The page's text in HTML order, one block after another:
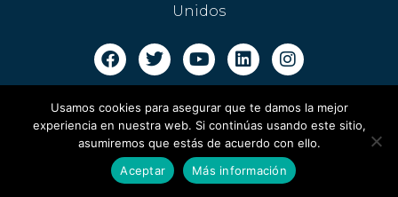
Unidos
Aviso legal · Política de cookies ·Política de privacidad
Usamos cookies para asegurar que te damos la mejor
experiencia en nuestra web. Si continúas usando este sitio,
asumiremos que estás de acuerdo con ello.
Aceptar
Más información